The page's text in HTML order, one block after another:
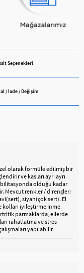
Seçenekleri
/ İade / Değişim
olarak formüle edilmiş bir
ve kasları ayrı ayrı
olduğu kadar
Mevcut renkler / dirençler:
siyah(çok sert). El
kolları iyileştirme İnme
parmaklarda, ellerde
rahatlatma ve stres
yapılabilir.